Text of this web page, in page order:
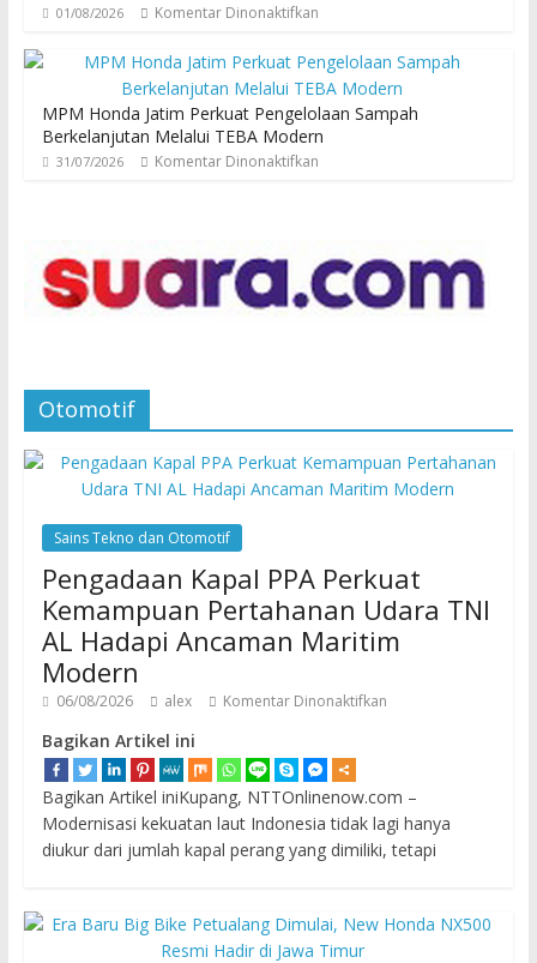
01/08/2026 Komentar Dinonaktifkan
MPM Honda Jatim Perkuat Pengelolaan Sampah
Berkelanjutan Melalui TEBA Modern
31/07/2026 Komentar Dinonaktifkan
Otomotif
Sains Tekno dan Otomotif
Pengadaan Kapal PPA Perkuat
Kemampuan Pertahanan Udara TNI
AL Hadapi Ancaman Maritim
Modern
06/08/2026 alex Komentar Dinonaktifkan
Bagikan Artikel ini
Bagikan Artikel iniKupang, NTTOnlinenow.com –
Modernisasi kekuatan laut Indonesia tidak lagi hanya
diukur dari jumlah kapal perang yang dimiliki, tetapi